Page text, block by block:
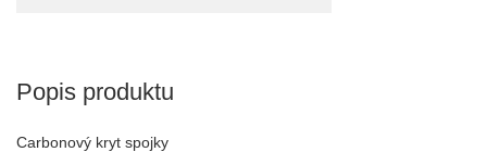
Popis produktu
Carbonový kryt spojky